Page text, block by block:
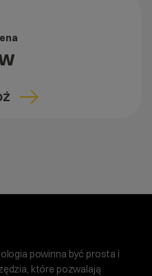
powinna być prosta i
które pozwalają